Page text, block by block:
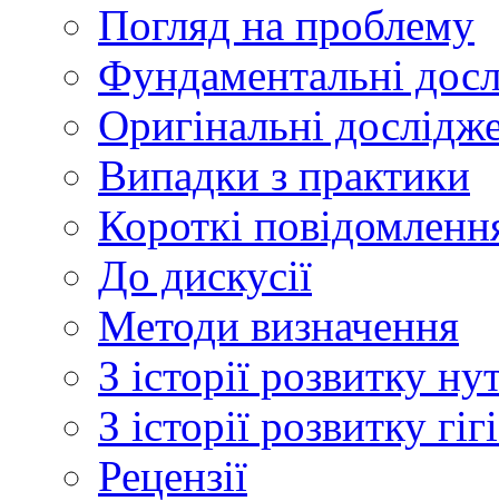
Погляд на проблему
Фундаментальні
Оригінальні
Випадки з практики
Короткі
До дискусії
Методи визначення
З історії розвитку
З історії розвитку
Рецензії